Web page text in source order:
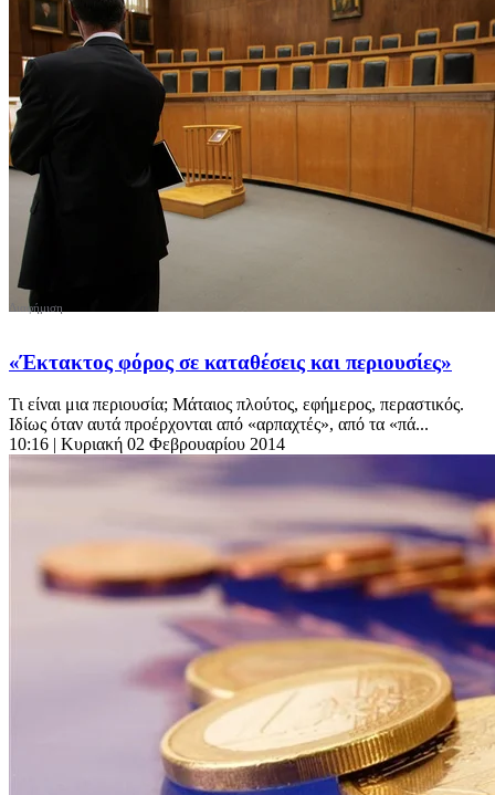
«Έκτακτος φόρος σε καταθέσεις και περιουσίες»
Τι είναι μια περιουσία; Μάταιος πλούτος, εφήμερος, περαστικός.
Ιδίως όταν αυτά προέρχονται από «αρπαχτές», από τα «πά...
10:16 | Κυριακή 02 Φεβρουαρίου 2014